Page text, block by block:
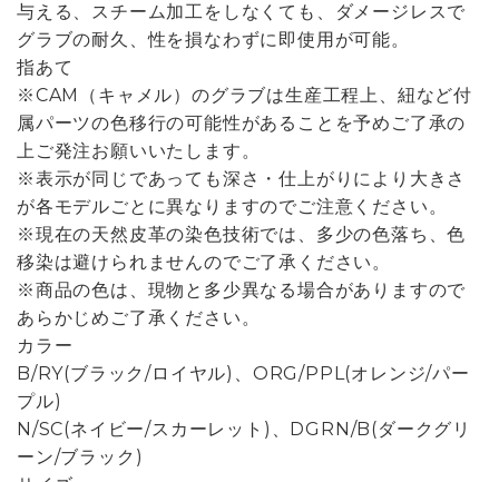
与える、スチーム加工をしなくても、ダメージレスで
グラブの耐久、性を損なわずに即使用が可能。
指あて
※CAM（キャメル）のグラブは生産工程上、紐など付
属パーツの色移行の可能性があることを予めご了承の
上ご発注お願いいたします。
※表示が同じであっても深さ・仕上がりにより大きさ
が各モデルごとに異なりますのでご注意ください。
※現在の天然皮革の染色技術では、多少の色落ち、色
移染は避けられませんのでご了承ください。
※商品の色は、現物と多少異なる場合がありますので
あらかじめご了承ください。
カラー
B/RY(ブラック/ロイヤル)、ORG/PPL(オレンジ/パー
プル)
N/SC(ネイビー/スカーレット)、DGRN/B(ダークグリ
ーン/ブラック)